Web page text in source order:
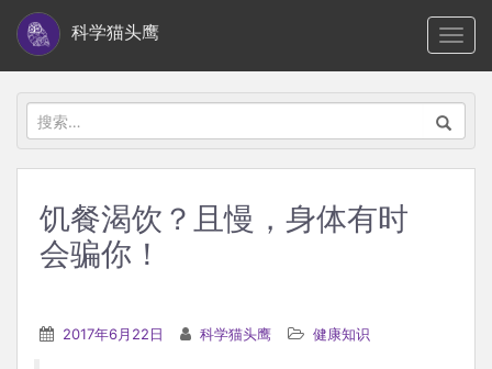
i
科学猫头鹰
搜
索：
饥餐渴饮？且慢，身体有时
会骗你！
2017年6月22日 科学猫头鹰 健康知识